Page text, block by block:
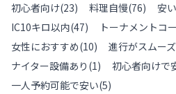
初心者向け(23) 料理自慢(76) 安い
IC10キロ以内(47) トーナメントコ
女性におすすめ(10) 進行がスムーズ
ナイター設備あり (1) 初心者向けで
一人予約可能で安い(5)